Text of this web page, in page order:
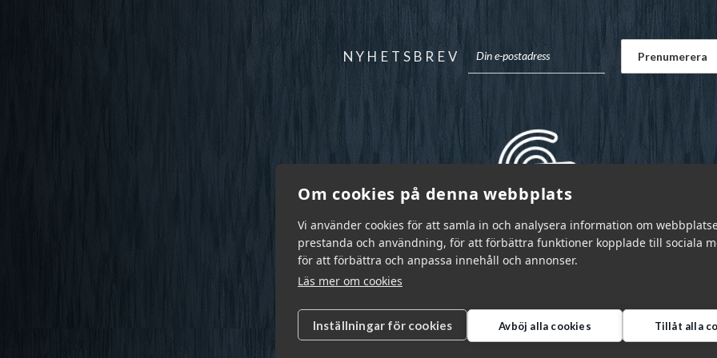
Om cookies på denna webbplats
Vi använder cookies för att samla in och analysera information om
prestanda och användning, för att förbättra funktioner kopplade till sociala
för att förbättra och anpassa innehåll och annonser.
Läs mer om cookies
Inställningar för cookies Avböj alla cookies Tillåt alla
NYHETSBREV
Garnr Sverige AB © 2026 | info@garnr.se 031 - 92